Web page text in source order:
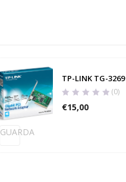
GUARDA
TP-LINK TG-3269
(0)
€15,00